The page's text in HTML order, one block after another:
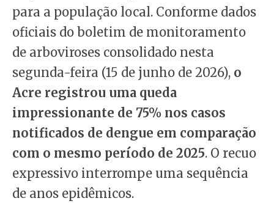
para a população local. Conforme dados
oficiais do boletim de monitoramento
de arboviroses consolidado nesta
segunda-feira (15 de junho de 2026), o
Acre registrou uma queda
impressionante de 75% nos casos
notificados de dengue em comparação
com o mesmo período de 2025. O recuo
expressivo interrompe uma sequência
de anos epidêmicos.